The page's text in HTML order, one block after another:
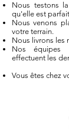
Nous testons
qu'elle est
Nous venons
votre terrain.
Nous livrons les
Nos équipes
effectuent les
Vous êtes chez